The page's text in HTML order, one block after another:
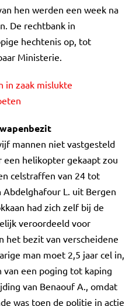
hen werden een week na
De rechtbank in
hechtenis op, tot
Ministerie.
in zaak mislukte
mannen niet vastgesteld
helikopter gekaapt zou
celstraffen van 24 tot
L. uit Bergen
had zich zelf bij de
veroordeeld voor
het bezit van verscheidene
man moet 2,5 jaar cel in,
een poging tot kaping
van Benaouf A., omdat
was toen de politie in actie